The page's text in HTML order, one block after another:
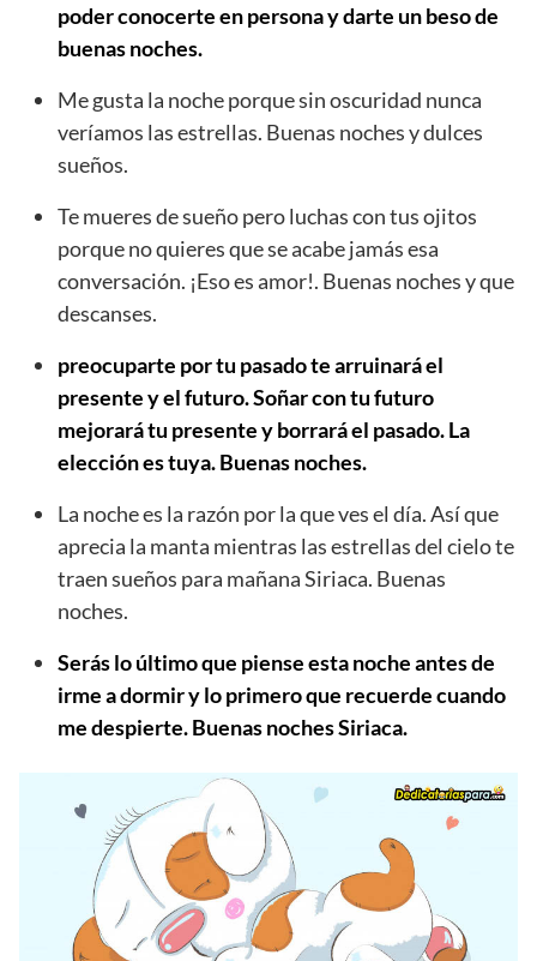
poder conocerte en persona y darte un beso de
buenas noches.
Me gusta la noche porque sin oscuridad nunca
veríamos las estrellas. Buenas noches y dulces
sueños.
Te mueres de sueño pero luchas con tus ojitos
porque no quieres que se acabe jamás esa
conversación. ¡Eso es amor!. Buenas noches y que
descanses.
preocuparte por tu pasado te arruinará el
presente y el futuro. Soñar con tu futuro
mejorará tu presente y borrará el pasado. La
elección es tuya. Buenas noches.
La noche es la razón por la que ves el día. Así que
aprecia la manta mientras las estrellas del cielo te
traen sueños para mañana Siriaca. Buenas
noches.
Serás lo último que piense esta noche antes de
irme a dormir y lo primero que recuerde cuando
me despierte. Buenas noches Siriaca.